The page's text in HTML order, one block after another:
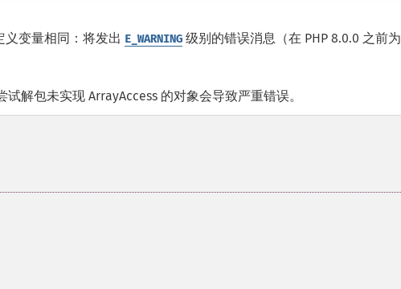
变量相同：将发出 E_WARNING 级别的错误消息（在 PHP 8.0.0 之前为
试解包未实现 ArrayAccess 的对象会导致严重错误。